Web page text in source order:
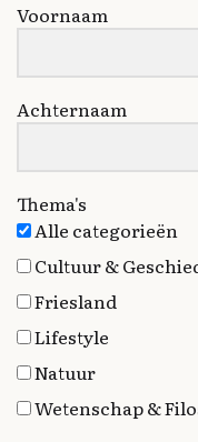
Voornaam
Achternaam
Thema's
Alle categorieën
Cultuur &
Friesland
Lifestyle
Natuur
Wetenschap &